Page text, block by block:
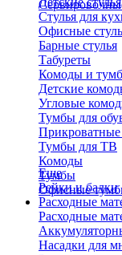
Стулья для
Офисные
Барные стулья
Табуреты
Комоды и
Детские
Угловые
Тумбы для
Тумбы для ТВ
Комоды
Тумбы
Офисные
Еще
Рейки и балки
Расходные
Расходные
Насадки для